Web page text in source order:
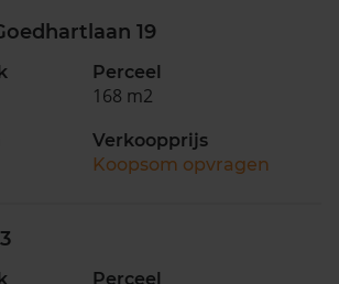
19
Perceel
168 m2
Verkoopprijs
Koopsom opvragen
Perceel